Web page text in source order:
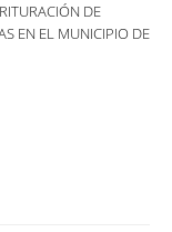
DE
EN EL MUNICIPIO DE